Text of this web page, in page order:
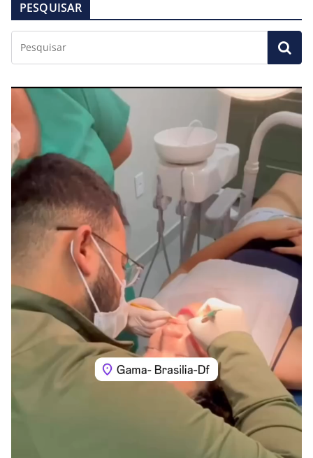
PESQUISAR